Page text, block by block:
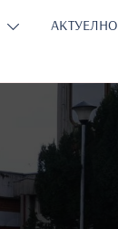
АКТУЕЛНО